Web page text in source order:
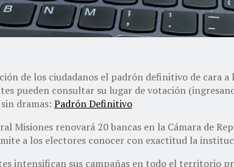
de los ciudadanos el padrón definitivo de cara
pueden consultar su lugar de votación
dramas: Padrón Definitivo
Misiones renovará 20 bancas en la Cámara de
a los electores conocer con exactitud la
intensifican sus campañas en todo el territorio